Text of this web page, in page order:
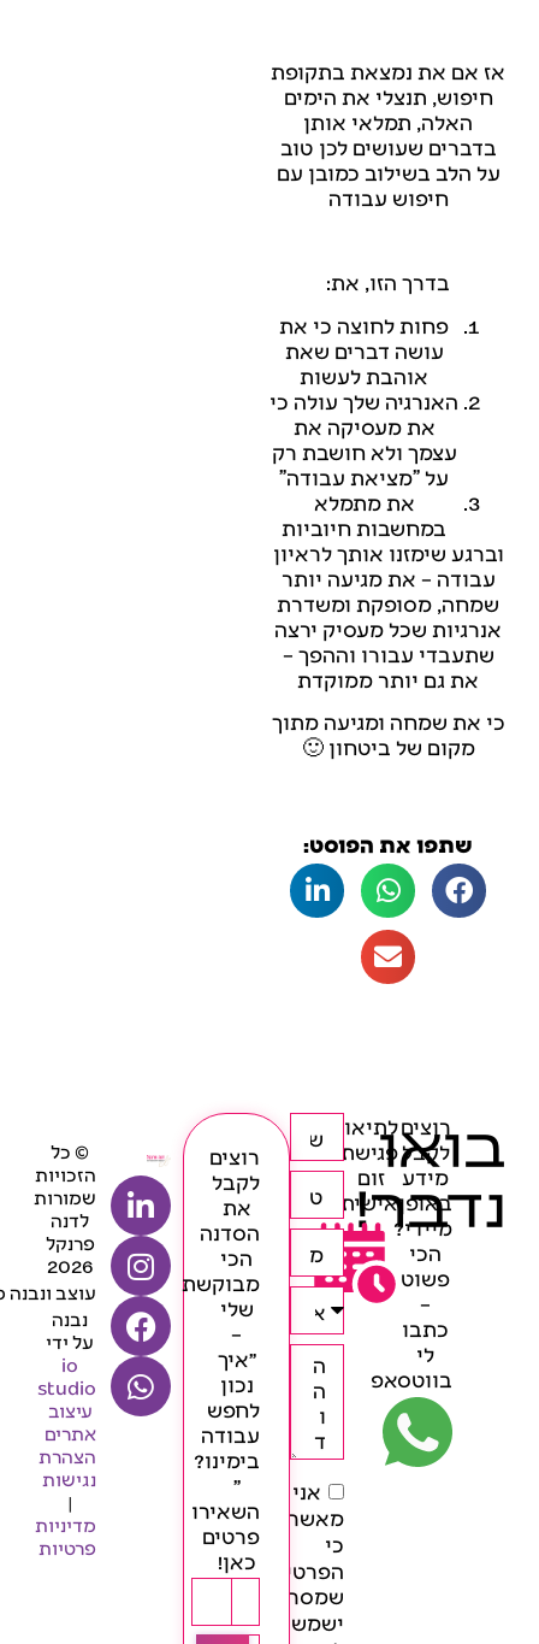
אז אם את נמצאת בתקופת
חיפוש, תנצלי את הימים
האלה, תמלאי אותן
בדברים שעושים לכן טוב
על הלב בשילוב כמובן עם
חיפוש עבודה
בדרך הזו, את:
פחות לחוצה כי את
עושה דברים שאת
אוהבת לעשות
האנרגיה שלך עולה כי
את מעסיקה את
עצמך ולא חושבת רק
על "מציאת עבודה"
את מתמלא
במחשבות חיוביות
וברגע שימזנו אותך לראיון
עבודה – את מגיעה יותר
שמחה, מסופקת ומשדרת
אנרגיות שכל מעסיק ירצה
שתעבדי עבורו וההפך –
את גם יותר ממוקדת
כי את שמחה ומגיעה מתוך
מקום של ביטחון 🙂
שתפו את הפוסט:
בואו
נדבר!
רוצים
לקבל
מידע
באופן
מיידי?
הכי
פשוט
–
כתבו
לי
בווטסאפ
לתיאום
פגישת
זום
אישית
אני
מאשר/ת
כי
הפרטים
שמסרתי
ישמשו
רוצים
לקבל
את
הסדנה
הכי
מבוקשת
שלי
–
״איך
נכון
לחפש
עבודה
בימינו?
״
השאירו
פרטים
כאן!
© כל
הזכויות
שמורות
לדנה
פרנקל
2026
עוצב
נבנה
על ידי
io
studio
עיצוב
אתרים
הצהרת
נגישות
|
מדיניות
פרטיות